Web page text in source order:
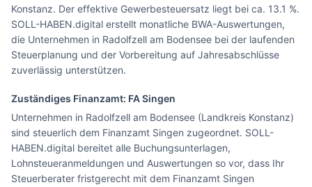
Konstanz. Der effektive Gewerbesteuersatz liegt bei ca. 13.1 %.
SOLL-HABEN.digital erstellt monatliche BWA-Auswertungen,
die Unternehmen in Radolfzell am Bodensee bei der laufenden
Steuerplanung und der Vorbereitung auf Jahresabschlüsse
zuverlässig unterstützen.
Zuständiges Finanzamt: FASingen
Unternehmen in Radolfzell am Bodensee (Landkreis Konstanz)
sind steuerlich dem Finanzamt Singen zugeordnet. SOLL-
HABEN.digital bereitet alle Buchungsunterlagen,
Lohnsteueranmeldungen und Auswertungen so vor, dass Ihr
Steuerberater fristgerecht mit dem Finanzamt Singen